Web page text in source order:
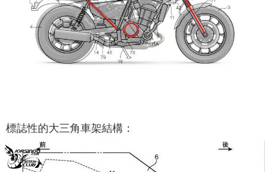
標誌性的大三角車架結構：